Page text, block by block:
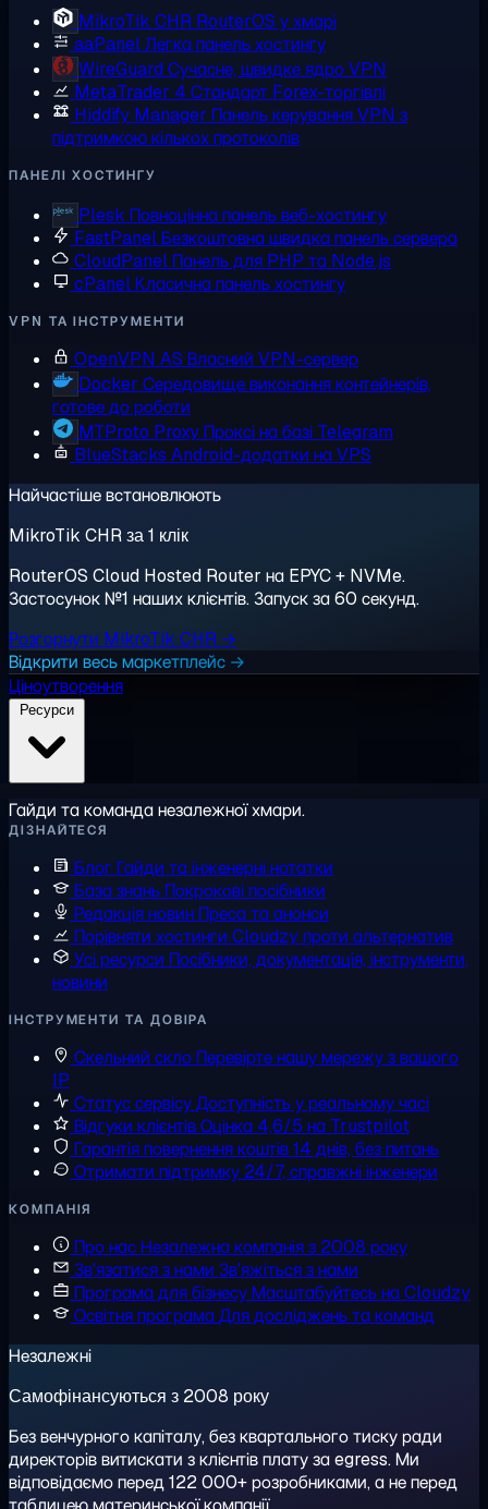
MikroTik CHR RouterOS у хмарі
aaPanelЛегка панель хостингу
WireGuard Сучасне, швидке ядро VPN
MetaTrader 4 Стандарт Forex-торгівлі
Hiddify Manager Панель керування VPN з
підтримкою кількох протоколів
ПАНЕЛІ ХОСТИНГУ
Plesk Повноцінна панель веб-хостингу
FastPanelБезкоштовна швидка панель сервера
CloudPanel Панель для PHP та Node.js
cPanelКласична панель хостингу
VPN ТА ІНСТРУМЕНТИ
OpenVPN AS Власний VPN-сервер
Docker Середовище виконання контейнерів,
готове до роботи
MTProto Proxy Проксі на базі Telegram
BlueStacks Android-додатки на VPS
Найчастіше встановлюють
MikroTik CHR за 1 клік
RouterOS Cloud Hosted Router на EPYC + NVMe.
Застосунок №1 наших клієнтів. Запуск за 60 секунд.
Розгорнути MikroTik CHR →
Відкрити весь маркетплейс →
Ціноутворення
Гайди та команда незалежної хмари.
ДІЗНАЙТЕСЯ
Блог Гайди та інженерні нотатки
База знань Покрокові посібники
Редакція новин Преса та анонси
Порівняти хостинги Cloudzy проти альтернатив
Усі ресурси Посібники, документація, інструменти,
новини
ІНСТРУМЕНТИ ТА ДОВІРА
Скельний скло Перевірте нашу мережу з вашого
IP
Статус сервісуДоступність у реальному часі
Відгуки клієнтівОцінка 4,6/5 на Trustpilot
Гарантія повернення коштів14 днів, без питань
Отримати підтримку 24/7, справжні інженери
КОМПАНІЯ
Про насНезалежна компанія з 2008 року
Зв'язатися з нами Зв'яжіться з нами
Програма для бізнесуМасштабуйтесь на Cloudzy
Освітня програмаДля досліджень та команд
Незалежні
Самофінансуються з 2008 року
Без венчурного капіталу, без квартального тиску ради
директорів витискати з клієнтів плату за egress. Ми
відповідаємо перед 122 000+ розробниками, а не перед